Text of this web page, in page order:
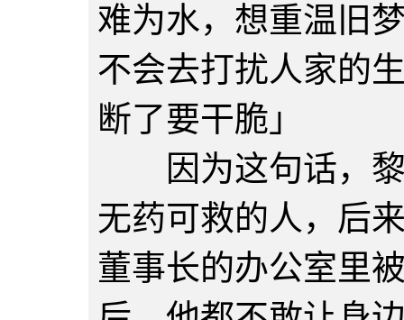
难为水，想重温旧
不会去打扰人家的
断了要干脆」
因为这句话，黎
无药可救的人，后
董事长的办公室里